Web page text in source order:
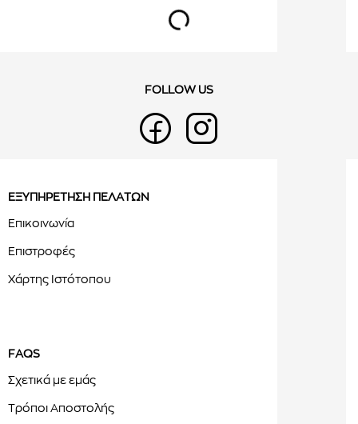
FOLLOW US
ΕΞΥΠΗΡΕΤΗΣΗ ΠΕΛΑΤΩΝ
Επικοινωνία
Επιστροφές
Χάρτης Ιστότοπου
FAQS
Σχετικά με εμάς
Τρόποι Αποστολής